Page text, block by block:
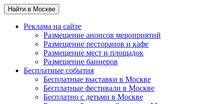
Найти в Москве
Реклама на сайте
Размещение анонсов мероприятий
Размещение ресторанов и кафе
Размещение мест и площадок
Размещение баннеров
Бесплатные события
Бесплатные выставки в Москве
Бесплатные фестивали в Москве
Бесплатно с детьми в Москве